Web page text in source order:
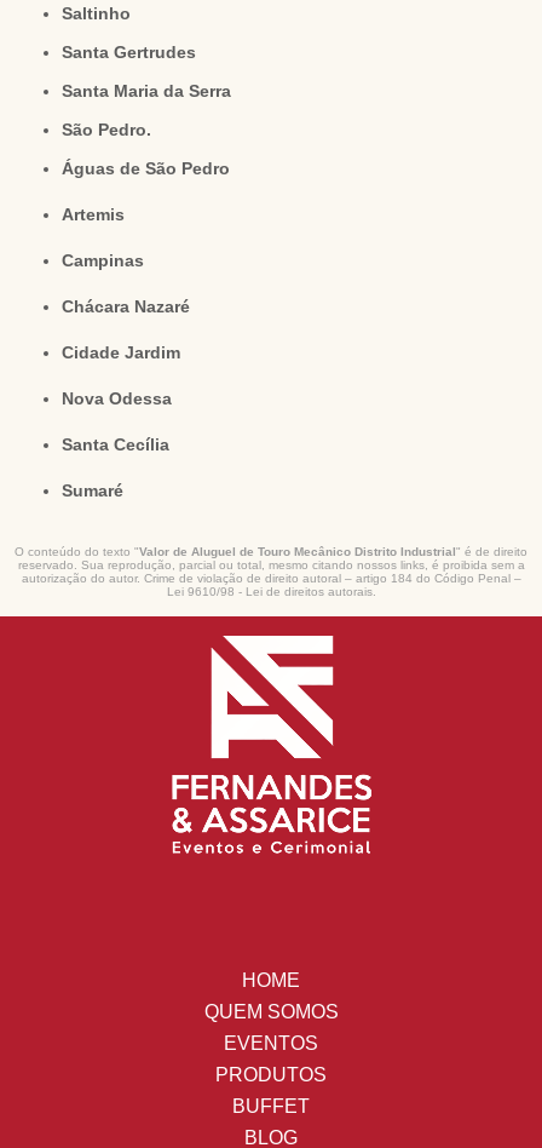
Saltinho
Santa Gertrudes
Santa Maria da Serra
São Pedro.
Águas de São Pedro
Artemis
Campinas
Chácara Nazaré
Cidade Jardim
Nova Odessa
Santa Cecília
Sumaré
O conteúdo do texto "Valor de Aluguel de Touro Mecânico Distrito Industrial" é de direito
reservado. Sua reprodução, parcial ou total, mesmo citando nossos links, é proibida sem a
autorização do autor. Crime de violação de direito autoral – artigo 184 do Código Penal –
Lei 9610/98 - Lei de direitos autorais.
HOME
QUEM SOMOS
EVENTOS
PRODUTOS
BUFFET
BLOG